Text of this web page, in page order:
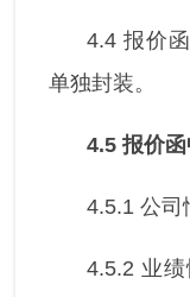
4.4 报价
单独封装。
4.5报价
4.5.1 公司
4.5.2 业